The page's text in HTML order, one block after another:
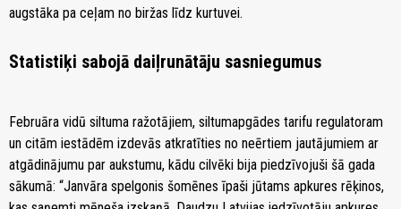
augstāka pa ceļam no biržas līdz kurtuvei.
Statistiķi sabojā daiļrunātāju sasniegumus
Februāra vidū siltuma ražotājiem, siltumapgādes tarifu regulatoram
un citām iestādēm izdevās atkratīties no neērtiem jautājumiem ar
atgādinājumu par aukstumu, kādu cilvēki bija piedzīvojuši šā gada
sākumā: “Janvāra spelgonis šomēnes īpaši jūtams apkures rēķinos,